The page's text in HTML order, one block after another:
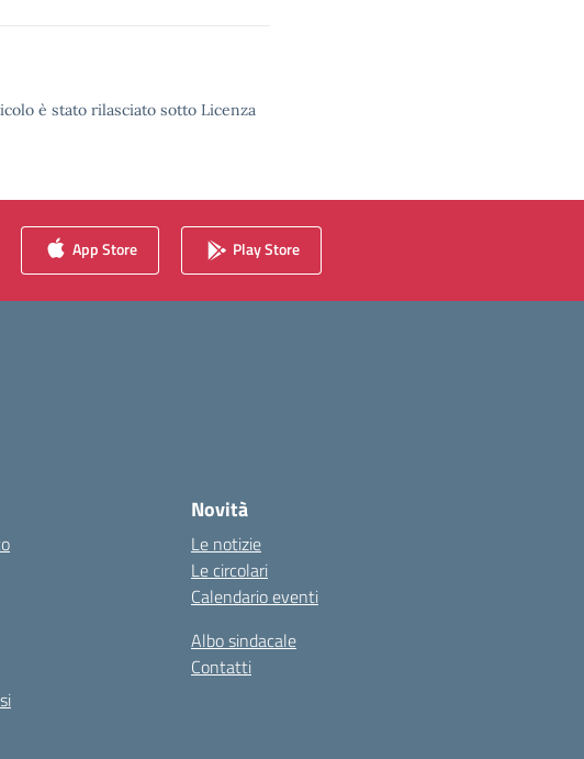
è stato rilasciato sotto Licenza
App Store Play Store
Novità
Le notizie
Le circolari
Calendario eventi
Albo sindacale
Contatti